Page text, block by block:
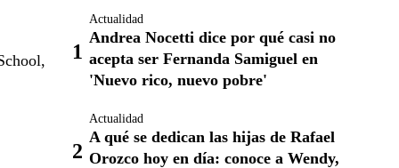
Actualidad
Andrea Nocetti dice por qué casi no
acepta ser Fernanda Samiguel en
'Nuevo rico, nuevo pobre'
Actualidad
A qué se dedican las hijas de Rafael
Orozco hoy en día: conoce a Wendy,